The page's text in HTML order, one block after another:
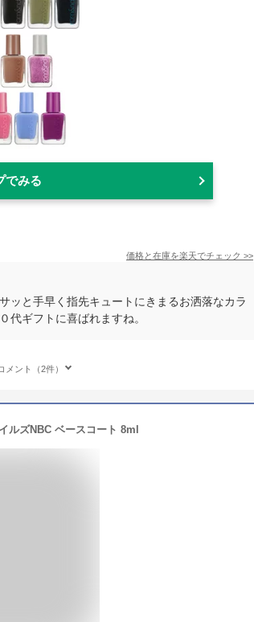
でみる
価格と在庫を楽天でチェック >>
ッと手早く指先キュートにきまるお洒落なカラ
代ギフトに喜ばれますね。
メント（2件）
ルズNBC ベースコート 8ml